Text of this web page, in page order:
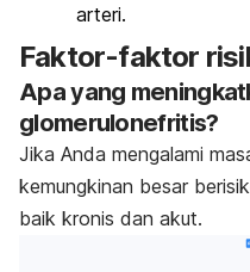
arteri.
Faktor-faktor
Apa yang
glomerulonefritis?
Jika Anda mengalami
kemungkinan besar
baik kronis dan akut.